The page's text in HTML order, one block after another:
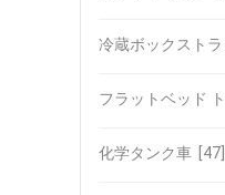
冷蔵ボックストラ
フラットベッド
化学タンク車 [47]